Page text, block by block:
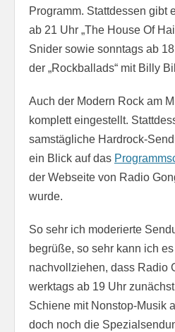
Programm. Stattdessen gibt
ab 21 Uhr „The House Of
Snider sowie sonntags ab
der „Rockballads“ mit Billy
Auch der Modern Rock am
komplett eingestellt.
samstägliche Hardrock-
ein Blick auf das
der Webseite von Radio
wurde.
So sehr ich moderierte
begrüße, so sehr kann ich
nachvollziehen, dass Radio
werktags ab 19 Uhr
Schiene mit Nonstop-Musik
doch noch die